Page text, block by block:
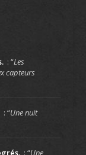
: “Les
capteurs
: “Une nuit
: “Une